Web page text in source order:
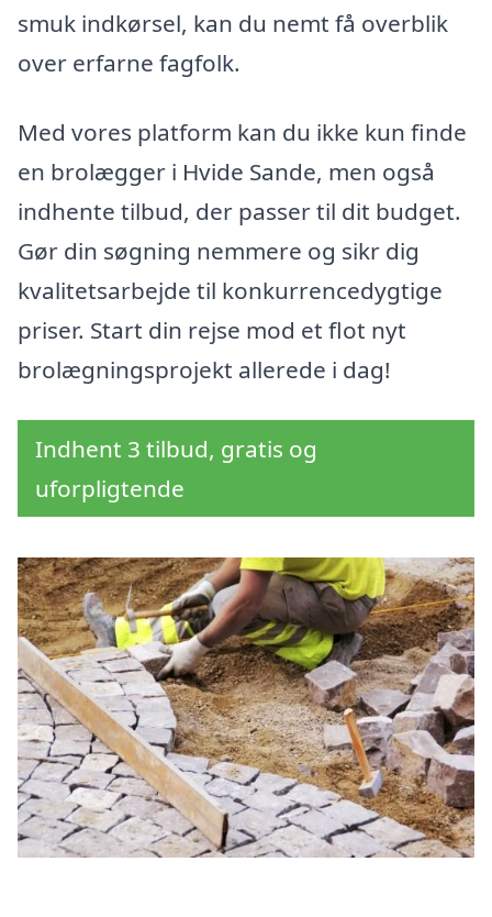
smuk indkørsel, kan du nemt få overblik
over erfarne fagfolk.
Med vores platform kan du ikke kun finde
en brolægger i Hvide Sande, men også
indhente tilbud, der passer til dit budget.
Gør din søgning nemmere og sikr dig
kvalitetsarbejde til konkurrencedygtige
priser. Start din rejse mod et flot nyt
brolægningsprojekt allerede i dag!
Indhent 3 tilbud, gratis og
uforpligtende